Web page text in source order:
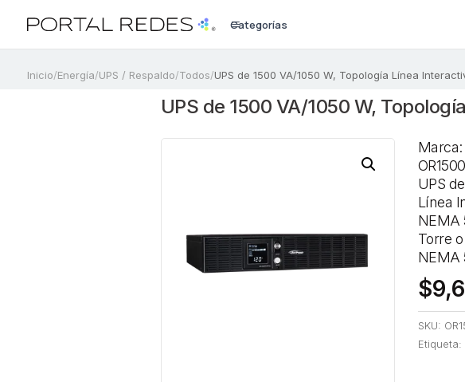
a
Categorías
Inicio/Energía/UPS / Respaldo/Todos/UPS de 1500 VA/1050 W, Topología Línea
UPS de 1500 VA/1050 W,
Marca:
UPS
Línea
NEMA
Torre
NEMA
$
SKU:
Etiqueta: